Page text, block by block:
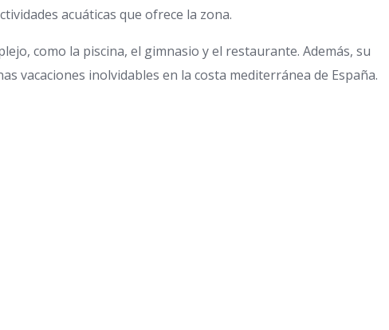
acuáticas que ofrece la zona.
como la piscina, el gimnasio y el restaurante. Además, su
vacaciones inolvidables en la costa mediterránea de España.